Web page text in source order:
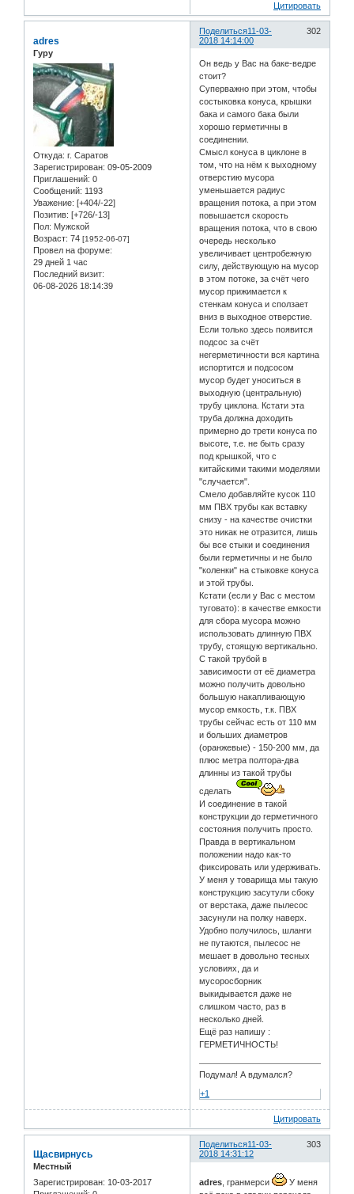
Цитировать
Поделиться 302
11-03-
2018 14:14:00
adres
Гуру
Откуда: г. Саратов
Зарегистрирован: 09-05-2009
Приглашений: 0
Сообщений: 1193
Уважение: [+404/-22]
Позитив: [+726/-13]
Пол: Мужской
Возраст: 74 [1952-06-07]
Провел на форуме:
29 дней 1 час
Последний визит:
06-08-2026 18:14:39
Он ведь у Вас на баке-ведре
стоит?
Суперважно при этом, чтобы
состыковка конуса, крышки
бака и самого бака были
хорошо герметичны в
соединении.
Смысл конуса в циклоне в
том, что на нём к выходному
отверстию мусора
уменьшается радиус
вращения потока, а при этом
повышается скорость
вращения потока, что в свою
очередь несколько
увеличивает центробежную
силу, действующую на мусор
в этом потоке, за счёт чего
мусор прижимается к
стенкам конуса и сползает
вниз в выходное отверстие.
Если только здесь появится
подсос за счёт
негерметичности вся картина
испортится и подсосом
мусор будет уноситься в
выходную (центральную)
трубу циклона. Кстати эта
труба должна доходить
примерно до трети конуса по
высоте, т.е. не быть сразу
под крышкой, что с
китайскими такими моделями
"случается".
Смело добавляйте кусок 110
мм ПВХ трубы как вставку
снизу - на качестве очистки
это никак не отразится, лишь
бы все стыки и соединения
были герметичны и не было
"коленки" на стыковке конуса
и этой трубы.
Кстати (если у Вас с местом
туговато): в качестве емкости
для сбора мусора можно
использовать длинную ПВХ
трубу, стоящую вертикально.
С такой трубой в
зависимости от её диаметра
можно получить довольно
большую накапливающую
мусор емкость, т.к. ПВХ
трубы сейчас есть от 110 мм
и больших диаметров
(оранжевые) - 150-200 мм, да
плюс метра полтора-два
длинны из такой трубы
сделать
И соединение в такой
конструкции до герметичного
состояния получить просто.
Правда в вертикальном
положении надо как-то
фиксировать или удерживать.
У меня у товарища мы такую
конструкцию засутули сбоку
от верстака, даже пылесос
засунули на полку наверх.
Удобно получилось, шланги
не путаются, пылесос не
мешает в довольно тесных
условиях, да и
мусоросборник
выкидывается даже не
слишком часто, раз в
несколько дней.
Ещё раз напишу :
ГЕРМЕТИЧНОСТЬ!
Подумал! А вдумался?
+1
Цитировать
Поделиться 303
11-03-
2018 14:31:12
Щасвирнусь
Местный
Зарегистрирован: 10-03-2017
adres , гранмерси
У меня